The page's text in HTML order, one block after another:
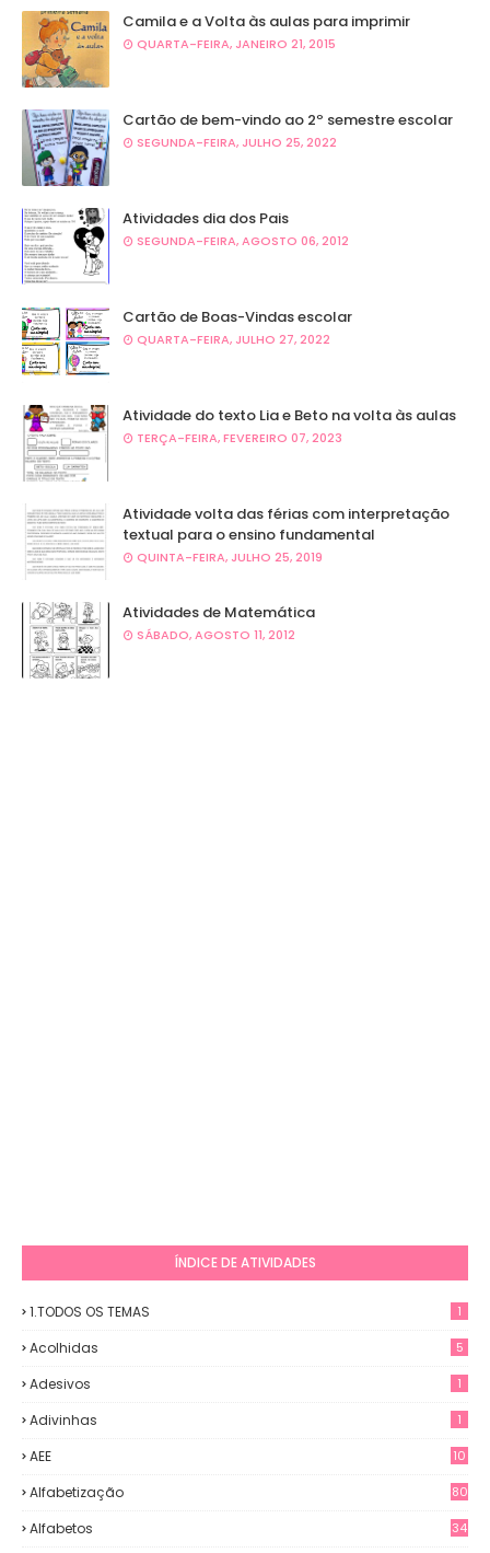
Camila e a Volta às aulas para imprimir
QUARTA-FEIRA, JANEIRO 21, 2015
Cartão de bem-vindo ao 2º semestre escolar
SEGUNDA-FEIRA, JULHO 25, 2022
Atividades dia dos Pais
SEGUNDA-FEIRA, AGOSTO 06, 2012
Cartão de Boas-Vindas escolar
QUARTA-FEIRA, JULHO 27, 2022
Atividade do texto Lia e Beto na volta às aulas
TERÇA-FEIRA, FEVEREIRO 07, 2023
Atividade volta das férias com interpretação
textual para o ensino fundamental
QUINTA-FEIRA, JULHO 25, 2019
Atividades de Matemática
SÁBADO, AGOSTO 11, 2012
ÍNDICE DE ATIVIDADES
1.TODOS OS TEMAS 1
Acolhidas 5
Adesivos 1
Adivinhas 1
AEE 10
Alfabetização 80
Alfabetos 34